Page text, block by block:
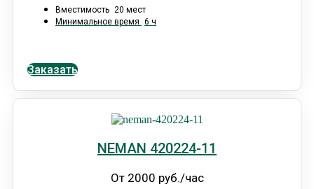
Вместимость 20 мест
Минимальное время 6 ч
Заказать
NEMAN 420224-11
От 2000 руб./час